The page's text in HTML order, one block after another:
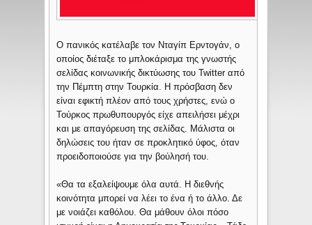
Ο πανικός κατέλαβε τον Νταγίπ Ερντογάν, ο
οποίος διέταξε το μπλοκάρισμα της γνωστής
σελίδας κοινωνικής δικτύωσης του Twitter από
την Πέμπτη στην Τουρκία. Η πρόσβαση δεν
είναι εφικτή πλέον από τους χρήστες, ενώ ο
Τούρκος πρωθυπουργός είχε απειλήσει μέχρι
και με απαγόρευση της σελίδας. Μάλιστα οι
δηλώσεις του ήταν σε προκλητικό ύφος, όταν
προειδοποιούσε για την βούλησή του.
«Θα τα εξαλείψουμε όλα αυτά. Η διεθνής
κοινότητα μπορεί να λέει το ένα ή το άλλο. Δε
με νοιάζει καθόλου. Θα μάθουν όλοι πόσο